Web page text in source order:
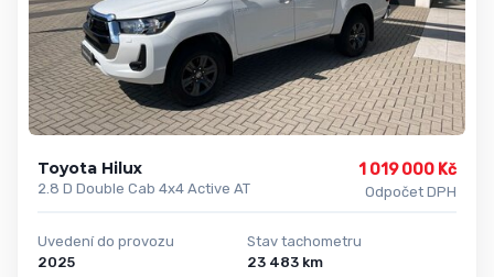
Toyota Hilux
2.8 D Double Cab 4x4 Active AT
1 019 000 Kč
Odpočet DPH
Uvedení do provozu
2025
Stav tachometru
23 483 km